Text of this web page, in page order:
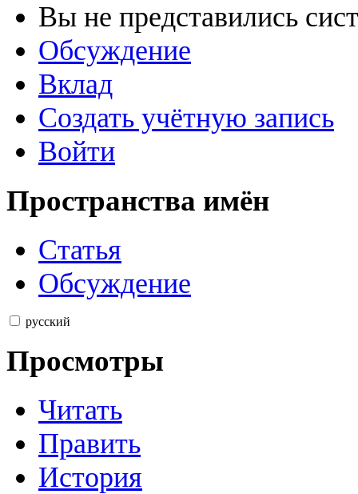
Вы не представились
Обсуждение
Вклад
Создать учётную запись
Войти
Пространства имён
Статья
Обсуждение
русский
Просмотры
Читать
Править
История